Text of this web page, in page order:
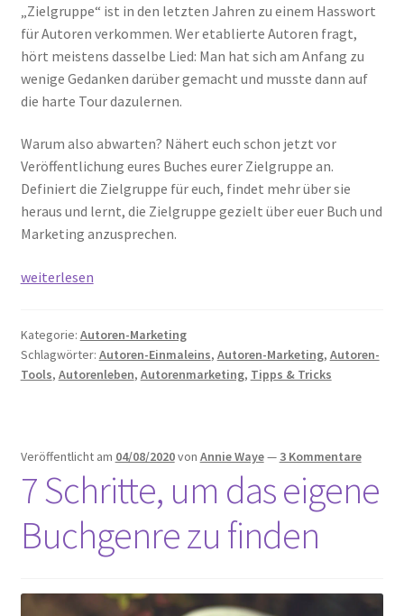
„Zielgruppe“ ist in den letzten Jahren zu einem Hasswort
für Autoren verkommen. Wer etablierte Autoren fragt,
hört meistens dasselbe Lied: Man hat sich am Anfang zu
wenige Gedanken darüber gemacht und musste dann auf
die harte Tour dazulernen.
Warum also abwarten? Nähert euch schon jetzt vor
Veröffentlichung eures Buches eurer Zielgruppe an.
Definiert die Zielgruppe für euch, findet mehr über sie
heraus und lernt, die Zielgruppe gezielt über euer Buch und
Marketing anzusprechen.
BWL
Die
Zielgruppe
weiterlesen
Kategorie: Autoren-Marketing
Schlagwörter: Autoren-Einmaleins, Autoren-Marketing, Autoren-
Tools, Autorenleben, Autorenmarketing, Tipps & Tricks
Veröffentlicht am 04/08/2020von Annie Waye— 3 Kommentare
7 Schritte, um das eigene
Buchgenre zu finden